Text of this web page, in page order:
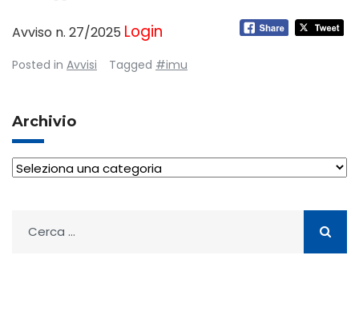
Avviso n. 27/2025 Login
Posted in Avvisi Tagged #imu
Archivio
Archivio
per: